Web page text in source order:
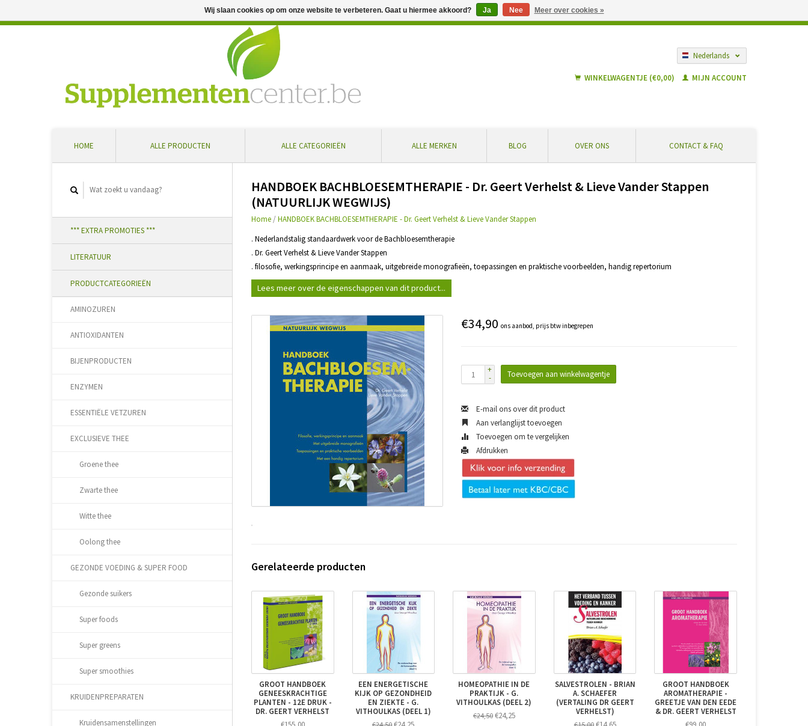
Nederlands
WINKELWAGENTJE (€0,00)
MIJN ACCOUNT
HOME ALLE PRODUCTEN ALLE CATEGORIEËN ALLE MERKEN BLOG OVER ONS CONTACT & FAQ
*** EXTRA PROMOTIES ***
LITERATUUR
PRODUCTCATEGORIEËN
AMINOZUREN
ANTIOXIDANTEN
BIJENPRODUCTEN
ENZYMEN
ESSENTIËLE VETZUREN
EXCLUSIEVE THEE
Groene thee
Zwarte thee
Witte thee
Oolong thee
GEZONDE VOEDING & SUPER FOOD
Gezonde suikers
Super foods
Super greens
Super smoothies
KRUIDENPREPARATEN
Kruidensamenstellingen
HANDBOEK BACHBLOESEMTHERAPIE - Dr. Geert Verhelst & Lieve Vander Stappen
(NATUURLIJK WEGWIJS)
Home /HANDBOEK BACHBLOESEMTHERAPIE - Dr. Geert Verhelst & Lieve Vander Stappen
. Nederlandstalig standaardwerk voor de Bachbloesemtherapie
. Dr. Geert Verhelst & Lieve Vander Stappen
. filosofie, werkingsprincipe en aanmaak, uitgebreide monografieën, toepassingen en praktische voorbeelden, handig repertorium
Lees meer over de eigenschappen van dit product...
€34,90ons aanbod, prijs btw inbegrepen
+
-
Toevoegen aan winkelwagentje
E-mail ons over dit product
Aan verlanglijst toevoegen
Toevoegen om te vergelijken
Afdrukken
Gerelateerde producten
GROOT HANDBOEK
GENEESKRACHTIGE
PLANTEN - 12E DRUK -
DR. GEERT VERHELST
EEN ENERGETISCHE
KIJK OP GEZONDHEID
EN ZIEKTE - G.
VITHOULKAS (DEEL 1)
HOMEOPATHIE IN DE
PRAKTIJK - G.
VITHOULKAS (DEEL 2)
€24,50€24,25
SALVESTROLEN - BRIAN
A. SCHAEFER
(VERTALING DR GEERT
VERHELST)
GROOT HANDBOEK
AROMATHERAPIE -
GREETJE VAN DEN EEDE
& DR. GEERT VERHELST
Wij slaan cookies op om onze website te verbeteren. Gaat u hiermee akkoord? Ja Nee Meer over cookies »
Professioneel advies en snelle levering ... Ontvang 5 % extra korting bij aankoop vanaf € 100 ... Gratis levering in België vanaf € 55 ... Veilig winkelen en geen extra kosten